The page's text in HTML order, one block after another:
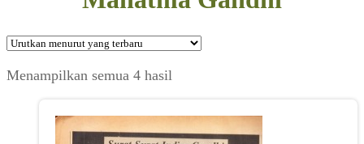
Menampilkan semua 4 hasil
yang
terbaru